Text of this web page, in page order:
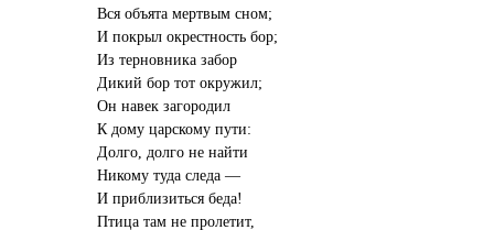
Вся объята мертвым сном;
И покрыл окрестность бор;
Из терновника забор
Дикий бор тот окружил;
Он навек загородил
К дому царскому пути:
Долго, долго не найти
Никому туда следа —
И приблизиться беда!
Птица там не пролетит,